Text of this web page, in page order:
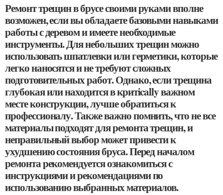
Ремонт трещин в брусе своими руками вполне
возможен, если вы обладаете базовыми навыками
работы с деревом и имеете необходимые
инструменты. Для небольших трещин можно
использовать шпатлевки или герметики, которые
легко наносятся и не требуют сложных
подготовительных работ. Однако, если трещина
глубокая или находится в критically важном
месте конструкции, лучше обратиться к
профессионалу. Также важно помнить, что не все
материалы подходят для ремонта трещин, и
неправильный выбор может привести к
ухудшению состояния бруса. Перед началом
ремонта рекомендуется ознакомиться с
инструкциями и рекомендациями по
использованию выбранных материалов.